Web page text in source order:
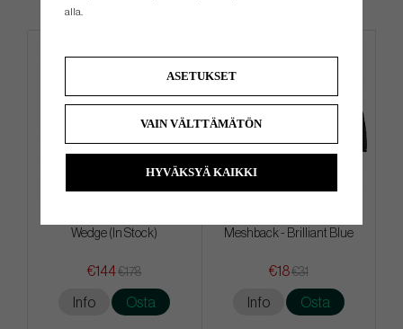
Wedge (In Stock)
€144€178
Info Osta
Meshback - Brilliant Blue
€18€31
Info Osta
alla.
ASETUKSET
VAIN VÄLTTÄMÄTÖN
HYVÄKSYÄ KAIKKI